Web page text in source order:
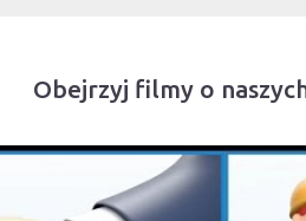
Obejrzyj filmy o